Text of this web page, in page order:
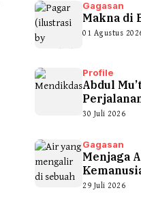
Gagasan
Makna di
01 Agustus
Profile
Abdul
hingga...
30 Juli 2026
Gagasan
Menjaga
29 Juli 2026